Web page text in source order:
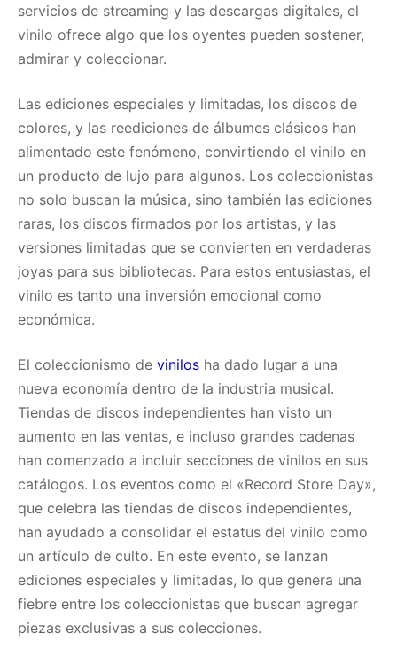
servicios de streaming y las descargas digitales, el
vinilo ofrece algo que los oyentes pueden sostener,
admirar y coleccionar.
Las ediciones especiales y limitadas, los discos de
colores, y las reediciones de álbumes clásicos han
alimentado este fenómeno, convirtiendo el vinilo en
un producto de lujo para algunos. Los coleccionistas
no solo buscan la música, sino también las ediciones
raras, los discos firmados por los artistas, y las
versiones limitadas que se convierten en verdaderas
joyas para sus bibliotecas. Para estos entusiastas, el
vinilo es tanto una inversión emocional como
económica.
El coleccionismo de vinilos ha dado lugar a una
nueva economía dentro de la industria musical.
Tiendas de discos independientes han visto un
aumento en las ventas, e incluso grandes cadenas
han comenzado a incluir secciones de vinilos en sus
catálogos. Los eventos como el «Record Store Day»,
que celebra las tiendas de discos independientes,
han ayudado a consolidar el estatus del vinilo como
un artículo de culto. En este evento, se lanzan
ediciones especiales y limitadas, lo que genera una
fiebre entre los coleccionistas que buscan agregar
piezas exclusivas a sus colecciones.